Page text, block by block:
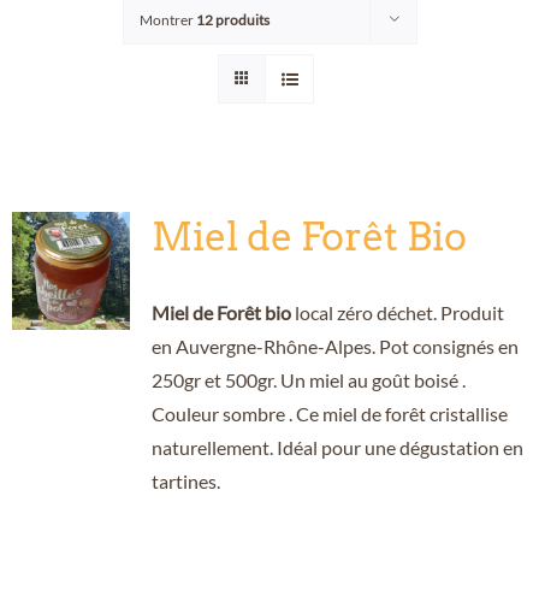
Contact
Montrer 12 produits
Miel de Forêt Bio
Miel de Forêt biolocal zéro déchet. Produit
en Auvergne-Rhône-Alpes. Pot consignés en
250gr et 500gr. Un miel au goût boisé .
Couleur sombre . Ce miel de forêt cristallise
naturellement. Idéal pour une dégustation en
tartines.